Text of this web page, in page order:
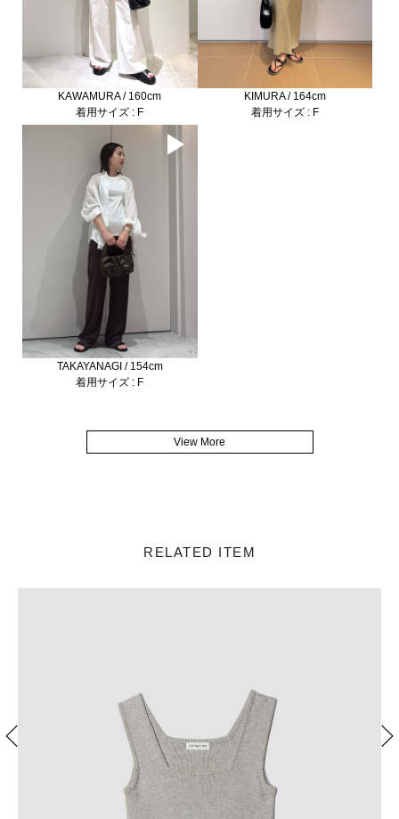
KAWAMURA / 160cm
着用サイズ : F
KIMURA / 164cm
着用サイズ : F
TAKAYANAGI / 154cm
着用サイズ : F
View More
RELATED ITEM